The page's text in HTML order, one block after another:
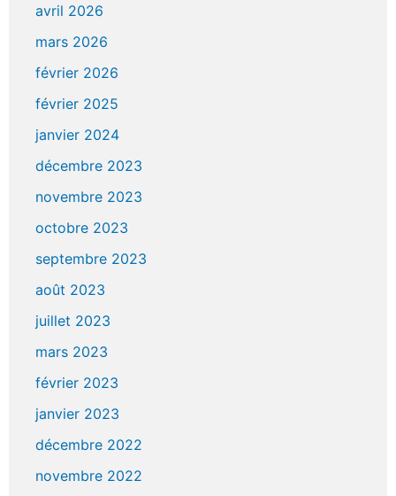
avril 2026
mars 2026
février 2026
février 2025
janvier 2024
décembre 2023
novembre 2023
octobre 2023
septembre 2023
août 2023
juillet 2023
mars 2023
février 2023
janvier 2023
décembre 2022
novembre 2022